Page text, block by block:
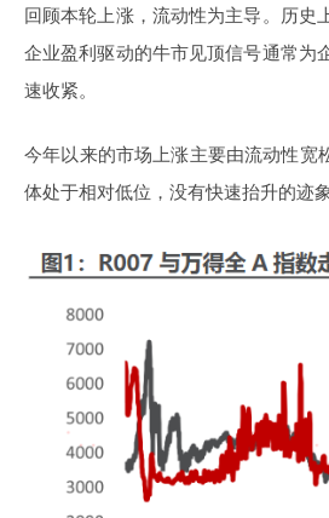
回顾本轮上涨，流动性为主导。历史
企业盈利驱动的牛市见顶信号通常为
速收紧。
今年以来的市场上涨主要由流动性宽
体处于相对低位，没有快速抬升的迹